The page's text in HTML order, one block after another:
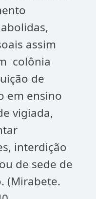
assim
colônia
de
em ensino
vigiada,
interdição
de sede de
(Mirabete.